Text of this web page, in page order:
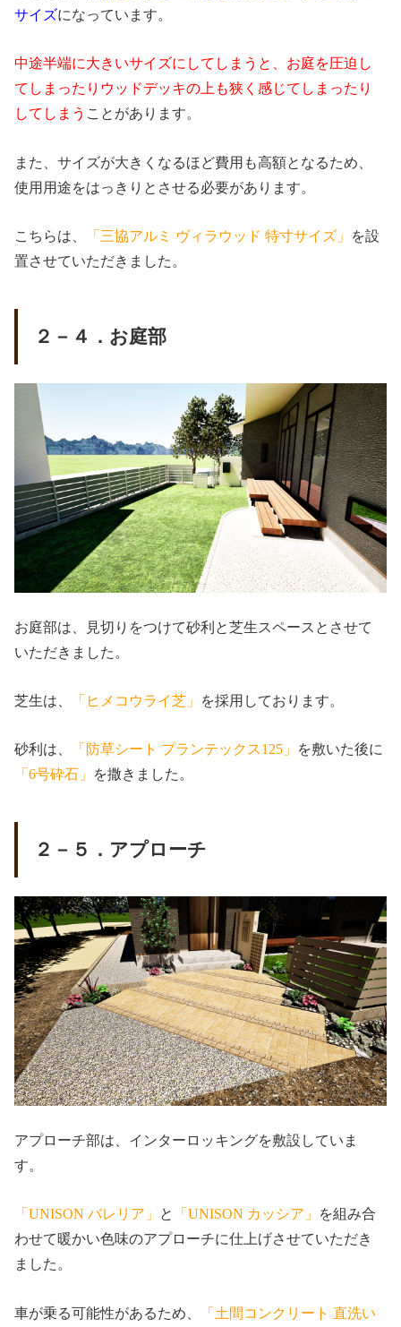
サイズになっています。
中途半端に大きいサイズにしてしまうと、お庭を圧迫し
てしまったりウッドデッキの上も狭く感じてしまったり
してしまう ことがあります。
また、サイズが大きくなるほど費用も高額となるため、
使用用途をはっきりとさせる必要があります。
こちらは、 「三協アルミ ヴィラウッド 特寸サイズ」 を設
置させていただきました。
２－４．お庭部
お庭部は、見切りをつけて砂利と芝生スペースとさせて
いただきました。
芝生は、 「ヒメコウライ芝」 を採用しております。
砂利は、 「防草シート プランテックス125」 を敷いた後に
「6号砕石」 を撒きました。
２－５．アプローチ
アプローチ部は、インターロッキングを敷設していま
す。
「UNISON バレリア」 と 「UNISON カッシア」 を組み合
わせて暖かい色味のアプローチに仕上げさせていただき
ました。
車が乗る可能性があるため、
「土間コンクリート 直洗い